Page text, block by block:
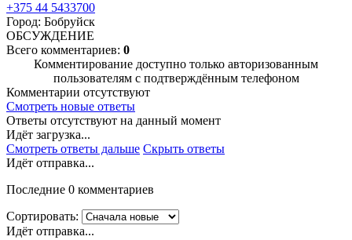
+375 44 5433700
Город: Бобруйск
ОБСУЖДЕНИЕ
Всего комментариев: 0
Комментирование доступно только авторизованным
пользователям с подтверждённым телефоном
Комментарии отсутствуют
Смотреть новые ответы
Ответы отсутствуют на данный момент
Идёт загрузка...
Смотреть ответы дальше Скрыть ответы
Идёт отправка...
Последние 0 комментариев
Сортировать:
Идёт отправка...